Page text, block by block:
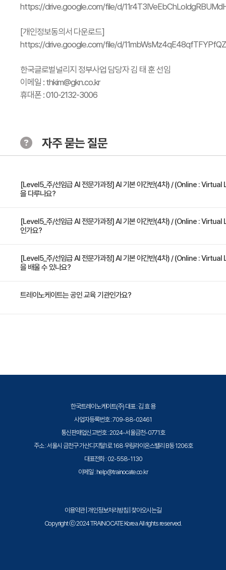
https://drive.google.com/file/d/
[개인정보동의서 다운로드]
https://drive.google.com/file/d/
한국글로벌널리지 정부사업 담당자 김 태 훈 선임
이메일 : thkim@gkn.co.kr
휴대폰 : 010-2132-3006​
자주 묻는 질문
[Level5_주/선임급 AI 전문가과정] AI 기본 야간반(4차) / (Online : Virtual
을 다루나요?
AI 기본 야간반(4차) / (Online : Virtual Live) / 2020.11.16. ~ 2020.12.28. (30일 /
22:30 / 1일 4h / 월요일~금요일(주5일, 법정공휴일, 주말제외) ] 인공지능 문제의
간교육(버츄얼라이브)으로 진행되며, 2개의 디바이스(1개의 노트북(실습용) + 1개의
(ZOOM 강의시청))이 기본 필수조건입니다. 본 과정은 정부지원 무료과정으로 수
선답형 객관형 20문항 / 100점 중 40점 * 실습평가 : 프로젝트 실습평가 / 100점
[Level5_주/선임급 AI 전문가과정] AI 기본 야간반(4차) / (Online : Virtual
인가요?
본 교육과정은 대전충청권역 ICT이노베이션 정부지원 특화교육인 AI융합교육으로,
민 누구나 참여 가능합니다. - 대전충청권 산업체 종사자 - 대전충청권 대학(교) 재
사자 : 사업장 4대보험가입내역(신청자 기재) or 원천징수내역 or 근로계약서 or 기
[Level5_주/선임급 AI 전문가과정] AI 기본 야간반(4차) / (Online : Virtual
을 배울 수 있나요?
AI 기본 과정은 AI 지식 기반을 마련할 수 있는 교육 과정입니다. 인공지능 문제의
트레이노케이트는 공인 교육 기관인가요?
한국트레이노케이트(주) 대표 : 김 효 용
사업자등록번호 : 709-88-02461
통신판매업신고번호 : 2024-서울금천-0771호
주소 : 서울시 금천구 가산디지털1로 168 우림라이온스밸리 B동 1206호
대표전화 : 02-558-1130
이메일 : help@trainocate.co.kr
이용약관| 개인정보처리방침 찾아오시는길
Copyright ⓒ 2024 TRAINOCATE Korea All rights reserved.